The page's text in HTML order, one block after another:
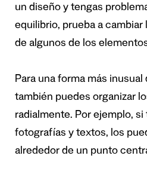
un diseño y tengas
equilibrio, prueba a cambiar
de algunos de los
Para una forma más
también puedes organizar
radialmente. Por ejemplo,
fotografías y textos, los
alrededor de un punto